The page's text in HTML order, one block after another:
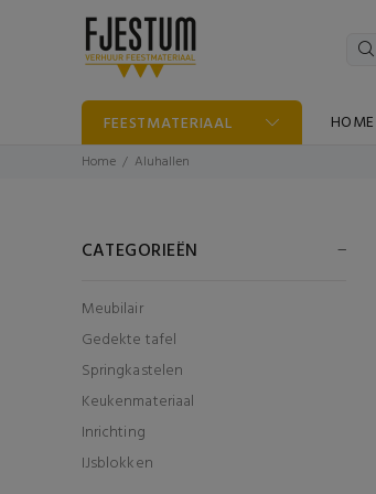
FEESTMATERIAAL HOME
Home Aluhallen
CATEGORIEËN
Meubilair
Gedekte tafel
Springkastelen
Keukenmateriaal
Inrichting
IJsblokken